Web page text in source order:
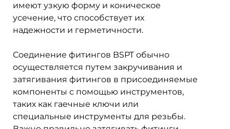
имеют узкую форму и коническое
усечение, что способствует их
надежности и герметичности.
Соединение фитингов BSPT обычно
осуществляется путем закручивания и
затягивания фитингов в присоединяемые
компоненты с помощью инструментов,
таких как гаечные ключи или
специальные инструменты для резьбы.